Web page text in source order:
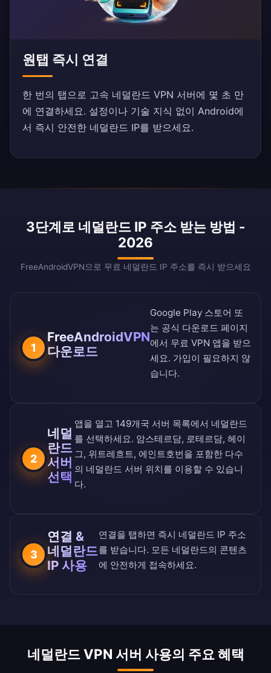
원탭 즉시 연결
한 번의 탭으로 고속 네덜란드 VPN 서버에 몇 초 만
에 연결하세요. 설정이나 기술 지식 없이 Android에
서 즉시 안전한 네덜란드 IP를 받으세요.
3단계로 네덜란드 IP 주소 받는 방법 -
2026
FreeAndroidVPN으로 무료 네덜란드 IP 주소를 즉시 받으세요
1
FreeAndroidVPN
다운로드
Google Play 스토어 또
는 공식 다운로드 페이지
에서 무료 VPN 앱을 받으
세요. 가입이 필요하지 않
습니다.
2
네덜
란드
서버
선택
앱을 열고 149개국 서버 목록에서 네덜란드
를 선택하세요. 암스테르담, 로테르담, 헤이
그, 위트레흐트, 에인트호번을 포함한 다수
의 네덜란드 서버 위치를 이용할 수 있습니
다.
3
연결 &
네덜란드
IP 사용
연결을 탭하면 즉시 네덜란드 IP 주소
를 받습니다. 모든 네덜란드의 콘텐츠
에 안전하게 접속하세요.
네덜란드 VPN 서버 사용의 주요 혜택